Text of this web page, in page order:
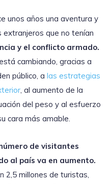
unos años una aventura y
extranjeros que no tenían
y el conflicto armado.
cambiando, gracias a
público, a las estrategias
, al aumento de la
del peso y al esfuerzo
cara más amable.
de visitantes
al país va en aumento.
2,5 millones de turistas,